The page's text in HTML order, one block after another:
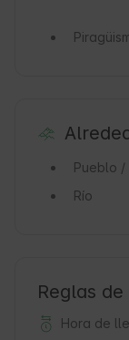
Pueblo /
Río
Reglas
Hora de